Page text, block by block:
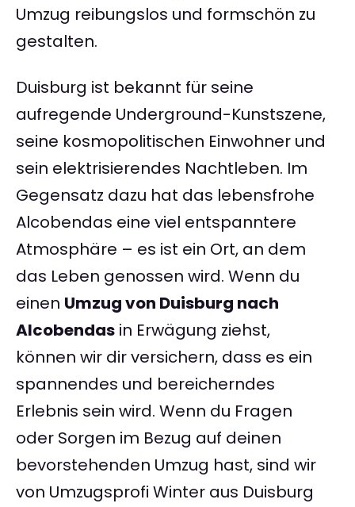
Umzug reibungslos und formschön zu
gestalten.
Duisburg ist bekannt für seine
aufregende Underground-Kunstszene,
seine kosmopolitischen Einwohner und
sein elektrisierendes Nachtleben. Im
Gegensatz dazu hat das lebensfrohe
Alcobendas eine viel entspanntere
Atmosphäre – es ist ein Ort, an dem
das Leben genossen wird. Wenn du
einen Umzug von Duisburg nach
Alcobendas in Erwägung ziehst,
können wir dir versichern, dass es ein
spannendes und bereicherndes
Erlebnis sein wird. Wenn du Fragen
oder Sorgen im Bezug auf deinen
bevorstehenden Umzug hast, sind wir
von Umzugsprofi Winter aus Duisburg